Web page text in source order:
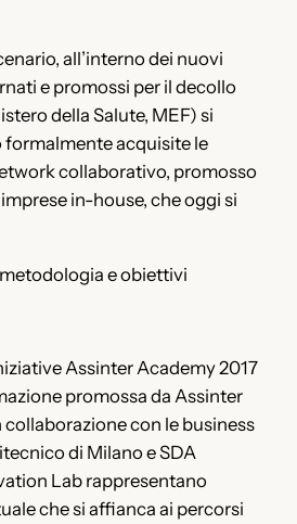
all’interno dei nuovi
e promossi per il decollo
della Salute, MEF) si
formalmente acquisite le
collaborativo, promosso
in-house, che oggi si
e obiettivi
Assinter Academy 2017
promossa da Assinter
collaborazione con le business
di Milano e SDA
Lab rappresentano
che si affianca ai percorsi